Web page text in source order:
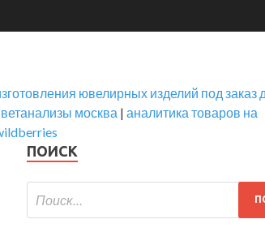
ювелирных изделий под заказ
ветанализы москва | аналитика товаров на
ПОИСК